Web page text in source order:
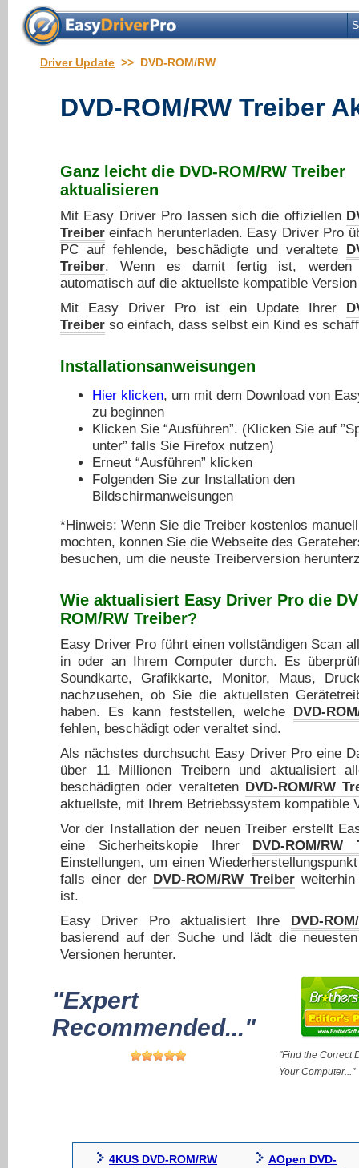
Driver Update >> DVD-ROM/RW
DVD-ROM/RW Treiber
Ganz leicht die DVD-ROM/RW Treiber
aktualisieren
Mit Easy Driver Pro lassen sich die offiziellen
Treiber einfach herunterladen. Easy Driver Pro
PC auf fehlende, beschädigte und veraltete
Treiber. Wenn es damit fertig ist, werden
automatisch auf die aktuellste kompatible
Mit Easy Driver Pro ist ein Update Ihrer
Treiber so einfach, dass selbst ein Kind es
Installationsanweisungen
Hier klicken, um mit dem Download von
zu beginnen
Klicken Sie “Ausführen”. (Klicken Sie auf
unter” falls Sie Firefox nutzen)
Erneut “Ausführen” klicken
Folgenden Sie zur Installation den
Bildschirmanweisungen
*Hinweis: Wenn Sie die Treiber kostenlos
mochten, konnen Sie die Webseite des
besuchen, um die neuste Treiberversion
Wie aktualisiert Easy Driver Pro die
ROM/RW Treiber?
Easy Driver Pro führt einen vollständigen Scan
in oder an Ihrem Computer durch. Es
Soundkarte, Grafikkarte, Monitor, Maus,
nachzusehen, ob Sie die aktuellsten
haben. Es kann feststellen, welche DVD-
fehlen, beschädigt oder veraltet sind.
Als nächstes durchsucht Easy Driver Pro eine
über 11 Millionen Treibern und aktualisiert
beschädigten oder veralteten DVD-ROM/RW
aktuellste, mit Ihrem Betriebssystem kompatible
Vor der Installation der neuen Treiber erstellt
eine Sicherheitskopie Ihrer DVD-ROM/RW
Einstellungen, um einen
falls einer der DVD-ROM/RW Treiber
ist.
Easy Driver Pro aktualisiert Ihre DVD-
basierend auf der Suche und lädt die
Versionen herunter.
"Expert
Recommended..."
"Find the Correct
Your Computer..."
4KUS DVD-ROM/RW
AOpen DVD-